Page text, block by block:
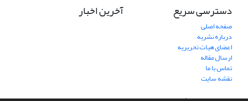
دسترسی سریع
صفحه اصلی
درباره نشریه
اعضای هیات تحریریه
ارسال مقاله
تماس با ما
نقشه سایت
آخرین اخبار